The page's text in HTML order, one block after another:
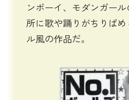
ンボーイ、モダンガー
所に歌や踊りがちりば
ル風の作品だ。